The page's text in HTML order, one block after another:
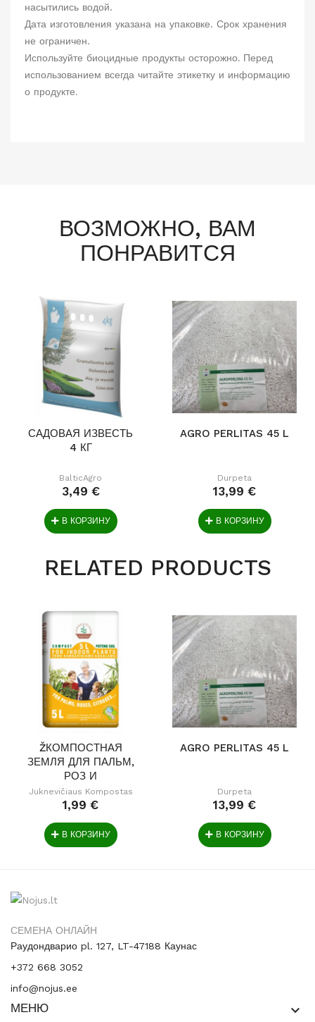
насытились водой.
Дата изготовления указана на упаковке. Срок хранения
не ограничен.
Используйте биоцидные продукты осторожно. Перед
использованием всегда читайте этикетку и информацию
о продукте.
ВОЗМОЖНО, ВАМ
ПОНРАВИТСЯ
САДОВАЯ ИЗВЕСТЬ
4 КГ
BalticAgro
3,49 €
В КОРЗИНУ
AGRO PERLITAS 45 L
Durpeta
13,99 €
В КОРЗИНУ
RELATED PRODUCTS
ŽКОМПОСТНАЯ
ЗЕМЛЯ ДЛЯ ПАЛЬМ,
РОЗ И
ЦИТРУСОВЫХ...
Juknevičiaus Kompostas
1,99 €
В КОРЗИНУ
AGRO PERLITAS 45 L
Durpeta
13,99 €
В КОРЗИНУ
СЕМЕНА ОНЛАЙН
Раудондварио pl. 127, LT-47188 Каунас
+372 668 3052
info@nojus.ee
МЕНЮ keyboard_arrow_down